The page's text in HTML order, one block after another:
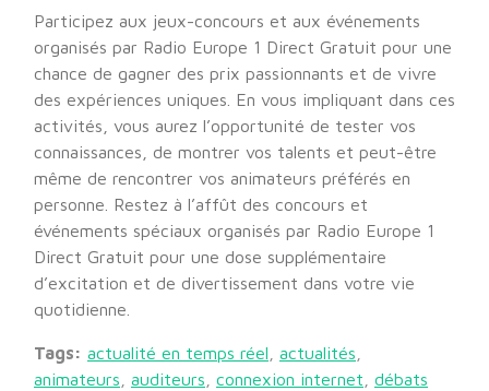
Participez aux jeux-concours et aux événements
organisés par Radio Europe 1 Direct Gratuit pour une
chance de gagner des prix passionnants et de vivre
des expériences uniques. En vous impliquant dans ces
activités, vous aurez l’opportunité de tester vos
connaissances, de montrer vos talents et peut-être
même de rencontrer vos animateurs préférés en
personne. Restez à l’affût des concours et
événements spéciaux organisés par Radio Europe 1
Direct Gratuit pour une dose supplémentaire
d’excitation et de divertissement dans votre vie
quotidienne.
Tags: actualité en temps réel actualités
animateurs
auditeurs connexion internet
débats